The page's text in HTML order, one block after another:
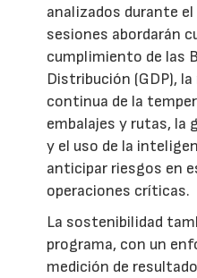
analizados durante
sesiones abordarán
cumplimiento de las
Distribución (GDP),
continua de la
embalajes y rutas, la
y el uso de la
anticipar riesgos en
operaciones críticas.
La sostenibilidad
programa, con un
medición de